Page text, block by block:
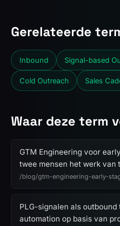
Gerelateerde
Inbound Signal-based
Cold Outreach Sales
Waar deze term
GTM Engineering voor
twee mensen het werk van
/blog/gtm-engineering-early-
PLG-signalen als
automation op basis van